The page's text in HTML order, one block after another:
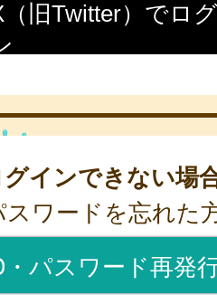
（旧Twitter）でロ
グインできない場
スワードを忘れた
・パスワード再発